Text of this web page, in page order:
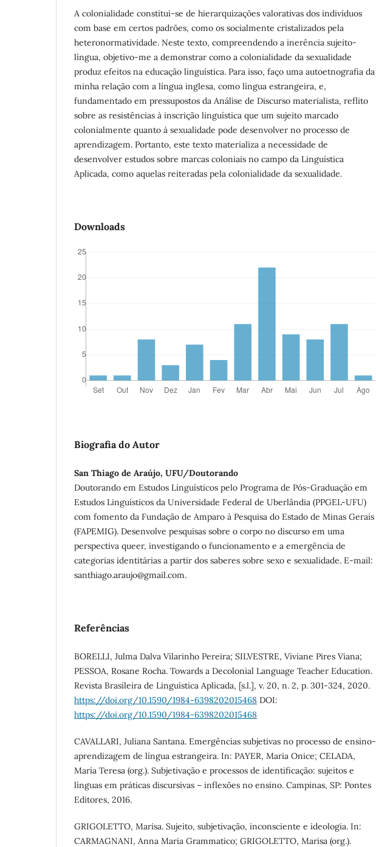
A colonialidade constitui-se de hierarquizações valorativas dos indivíduos
com base em certos padrões, como os socialmente cristalizados pela
heteronormatividade. Neste texto, compreendendo a inerência sujeito-
língua, objetivo-me a demonstrar como a colonialidade da sexualidade
produz efeitos na educação linguística. Para isso, faço uma autoetnografia da
minha relação com a língua inglesa, como língua estrangeira, e,
fundamentado em pressupostos da Análise de Discurso materialista, reflito
sobre as resistências à inscrição linguística que um sujeito marcado
colonialmente quanto à sexualidade pode desenvolver no processo de
aprendizagem. Portanto, este texto materializa a necessidade de
desenvolver estudos sobre marcas coloniais no campo da Linguística
Aplicada, como aquelas reiteradas pela colonialidade da sexualidade.
Downloads
Biografia do Autor
San Thiago de Araújo, UFU/Doutorando
Doutorando em Estudos Linguísticos pelo Programa de Pós-Graduação em
Estudos Linguísticos da Universidade Federal de Uberlândia (PPGEL-UFU)
com fomento da Fundação de Amparo à Pesquisa do Estado de Minas Gerais
(FAPEMIG). Desenvolve pesquisas sobre o corpo no discurso em uma
perspectiva queer, investigando o funcionamento e a emergência de
categorias identitárias a partir dos saberes sobre sexo e sexualidade. E-mail:
santhiago.araujo@gmail.com.
Referências
BORELLI, Julma Dalva Vilarinho Pereira; SILVESTRE, Viviane Pires Viana;
PESSOA, Rosane Rocha. Towards a Decolonial Language Teacher Education.
Revista Brasileira de Linguística Aplicada, [s.l.], v. 20, n. 2, p. 301-324, 2020.
https://doi.org/10.1590/1984-6398202015468 DOI:
https://doi.org/10.1590/1984-6398202015468
CAVALLARI, Juliana Santana. Emergências subjetivas no processo de ensino-
aprendizagem de língua estrangeira. In: PAYER, Maria Onice; CELADA,
María Teresa (org.). Subjetivação e processos de identificação: sujeitos e
línguas em práticas discursivas – inflexões no ensino. Campinas, SP: Pontes
Editores, 2016.
GRIGOLETTO, Marisa. Sujeito, subjetivação, inconsciente e ideologia. In:
CARMAGNANI, Anna Maria Grammatico; GRIGOLETTO, Marisa (org.).